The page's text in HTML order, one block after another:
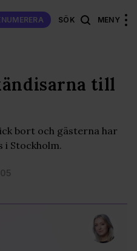
SÖK MENY
till
bort och gästerna har
i Stockholm.